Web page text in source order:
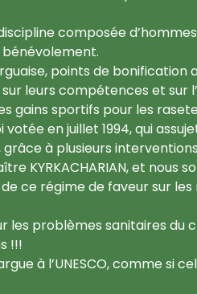
composée
bénévolement.
points de bonification
leurs compétences et sur
gains sportifs pour les
en juillet 1994, qui
à plusieurs interventions
KYRKACHARIAN, et nous
ce régime de faveur sur
les problèmes sanitaires du
!!!
à l’UNESCO, comme si